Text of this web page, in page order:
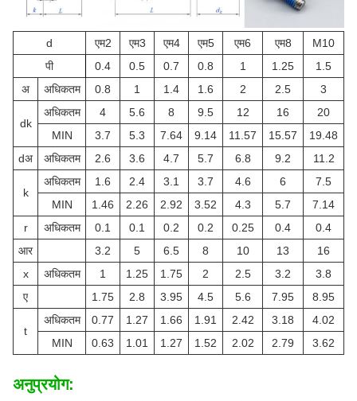
d एम2 एम3 एम4 एम5 एम6 एम8
M10
पी
0.4 0.5 0.7 0.8 1 1.25
1.5
अ
अधिकतम 0.8 1 1.4 1.6 2 2.5 3
dk
अधिकतम 4 5.6 8 9.5 12 16
20
MIN
3.7 5.3 7.64 9.14 11.57 15.57
19.48
dअ अधिकतम 2.6 3.6 4.7 5.7 6.8 9.2 11.2
k
अधिकतम 1.6 2.4 3.1 3.7 4.6 6
7.5
MIN
1.46 2.26 2.92 3.52 4.3 5.7
7.14
r
अधिकतम 0.1 0.1 0.2 0.2 0.25 0.4
0.4
आर
3.2 5 6.5 8 10 13
16
x
अधिकतम 1 1.25 1.75 2 2.5 3.2
3.8
ए
1.75 2.8 3.95 4.5 5.6 7.95 8.95
t
अधिकतम 0.77 1.27 1.66 1.91 2.42 3.18
4.02
MIN
0.63 1.01 1.27 1.52 2.02 2.79 3.62
अनुप्रयोग: